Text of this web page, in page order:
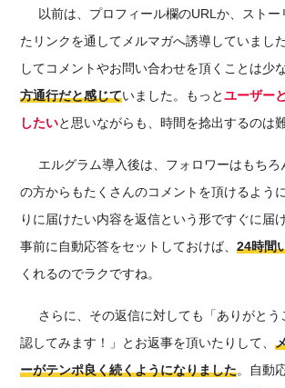
以前は、プロフィール欄のURLか、ストー
た リンクを通してメルマガへ誘導していまし
してコメントやお問い合わせを頂くことは少
方通行だと感じていました。もっとユーザー
したいと思いながらも、時間を捻出するのは
エルグラム導入後は、フォロワーはもち
の方からもたくさんのコメントを頂けるよう
りに届けたい内容を返信という形ですぐに届
事前に自動応答をセットしておけば 、24時間
くれるのでラクですね。
さらに、その返信に対しても「ありがと
認してみます！」とお返事を頂いたりして、
ーがテンポ良く続くようになりました。自動